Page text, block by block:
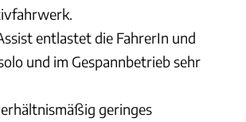
entlastet die FahrerIn und
und im Gespannbetrieb sehr
geringes